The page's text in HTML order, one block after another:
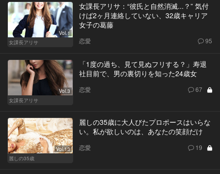
Vol.1
女課長アリサ
女課長アリサ：“彼氏と自然消滅...？” 気付
けば2ヶ月連絡していない、32歳キャリア
女子の葛藤
恋愛 95
Vol.3
女課長アリサ
「1度の過ち、見て見ぬフリする？」寿退
社目前で、男の裏切りを知った24歳女
恋愛 67
Vol.13
麗しの35歳
麗しの35歳に大人びたプロポースはいらな
い。私が欲しいのは、あなたの笑顔だけ
恋愛 19